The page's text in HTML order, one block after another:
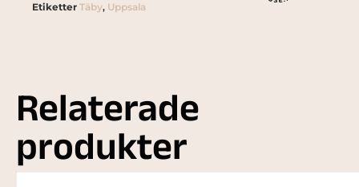
Etiketter Täby, Uppsala
Relaterade
produkter